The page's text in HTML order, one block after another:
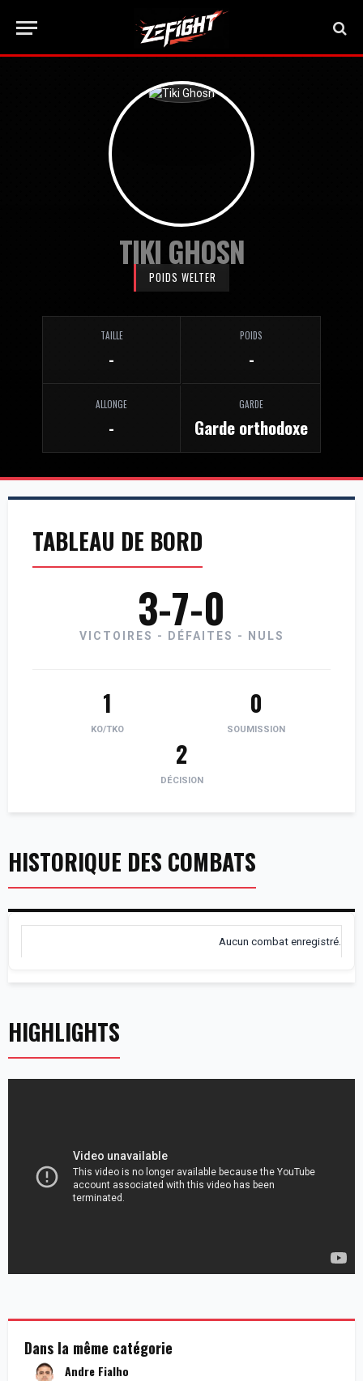
TIKI GHOSN
POIDS WELTER
TAILLE
-
POIDS
-
ALLONGE
-
GARDE
Garde orthodoxe
TABLEAU DE BORD
3-7-0
VICTOIRES - DÉFAITES - NULS
1
KO/TKO
0
SOUMISSION
2
DÉCISION
HISTORIQUE DES COMBATS
Aucun combat enregistré.
HIGHLIGHTS
Dans la même catégorie
Andre Fialho